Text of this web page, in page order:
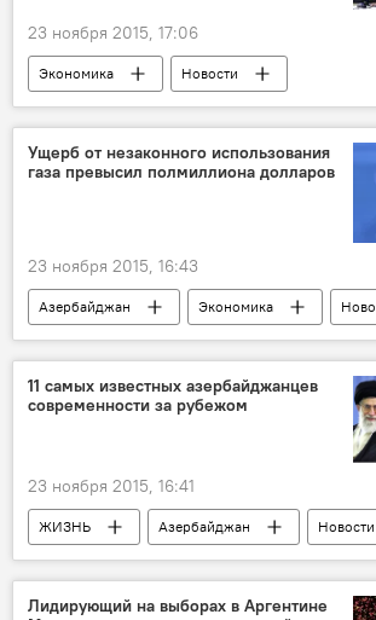
23 ноября 2015, 17:06
Экономика
Новости
Новости мира
Ущерб от незаконного использования
газа превысил полмиллиона долларов
23 ноября 2015, 16:43
Азербайджан Экономика
11 самых известных азербайджанцев
современности за рубежом
23 ноября 2015, 16:41
ЖИЗНЬ Азербайджан Новости
Лидирующий на выборах в Аргентине